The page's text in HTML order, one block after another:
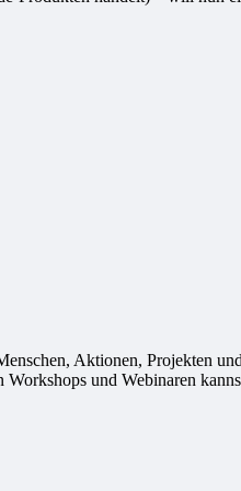
Aktionen, Projekten
und Webinaren